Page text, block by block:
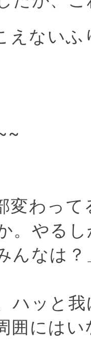
えないふ
変わっ
。やる
んなは？
ハッと
囲には